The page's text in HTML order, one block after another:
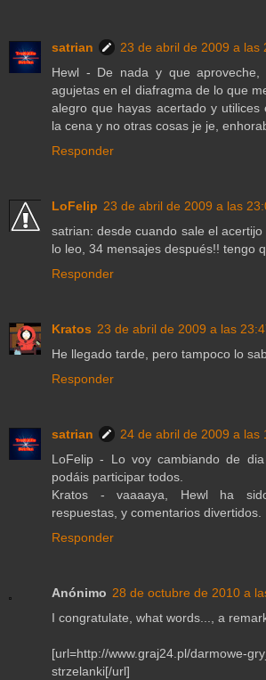
satrian
23 de abril de 2009 a las
Hewl - De nada y que
agujetas en el diafragma de lo que
alegro que hayas acertado y utilices
la cena y no otras cosas je je,
Responder
LoFelip 23 de abril de 2009 a las
satrian: desde cuando sale el
lo leo, 34 mensajes después!! tengo
Responder
Kratos 23 de abril de 2009 a las
He llegado tarde, pero tampoco lo
Responder
satrian
24 de abril de 2009 a las
LoFelip - Lo voy cambiando de
podáis participar todos.
Kratos - vaaaaya, Hewl ha
respuestas, y comentarios divertidos.
Responder
Anónimo 28 de octubre de 2010 a
I congratulate, what words..., a
[url=http://www.graj24.pl/darmowe-
strzelanki[/url]